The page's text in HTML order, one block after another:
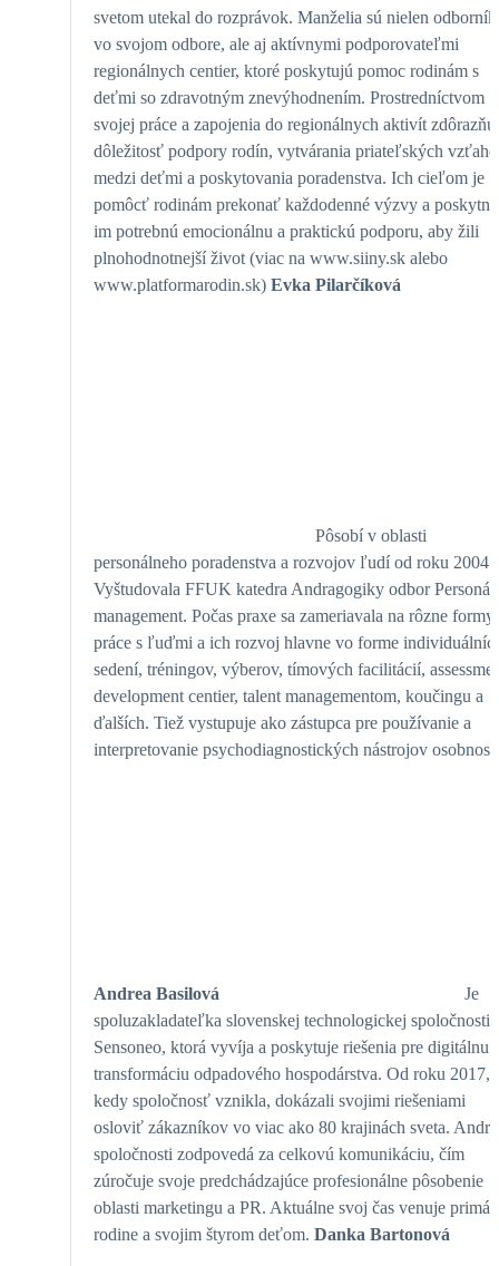
svetom utekal do rozprávok. Manželia sú nielen
vo svojom odbore, ale aj aktívnymi podporovateľmi
regionálnych centier, ktoré poskytujú pomoc rodinám s
deťmi so zdravotným znevýhodnením. Prostredníctvom
svojej práce a zapojenia do regionálnych aktivít
dôležitosť podpory rodín, vytvárania priateľských
medzi deťmi a poskytovania poradenstva. Ich cieľom je
pomôcť rodinám prekonať každodenné výzvy a
im potrebnú emocionálnu a praktickú podporu, aby žili
plnohodnotnejší život (viac na www.siiny.sk alebo
www.platformarodin.sk) Evka Pilarčíková
Pôsobí v oblasti
personálneho poradenstva a rozvojov ľudí od roku 2004.
Vyštudovala FFUK katedra Andragogiky odbor
management. Počas praxe sa zameriavala na rôzne formy
práce s ľuďmi a ich rozvoj hlavne vo forme
sedení, tréningov, výberov, tímových facilitácií,
development centier, talent managementom, koučingu a
ďalších. Tiež vystupuje ako zástupca pre používanie a
interpretovanie psychodiagnostických nástrojov
Andrea Basilová
Je
spoluzakladateľka slovenskej technologickej spoločnosti
Sensoneo, ktorá vyvíja a poskytuje riešenia pre digitálnu
transformáciu odpadového hospodárstva. Od roku 2017,
kedy spoločnosť vznikla, dokázali svojimi riešeniami
osloviť zákazníkov vo viac ako 80 krajinách sveta.
spoločnosti zodpovedá za celkovú komunikáciu, čím
zúročuje svoje predchádzajúce profesionálne pôsobenie
oblasti marketingu a PR. Aktuálne svoj čas venuje
rodine a svojim štyrom deťom. Danka Bartonová